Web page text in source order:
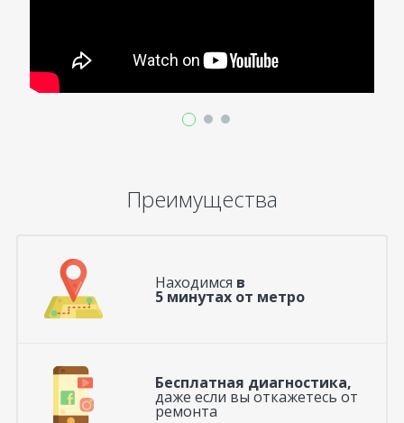
Преимущества
Находимся в
5 минутах от метро
Бесплатная диагностика,
даже если вы откажетесь от
ремонта